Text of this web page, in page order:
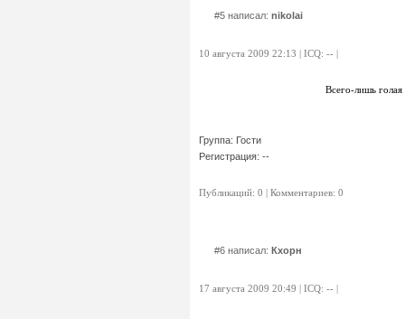
#5 написал: nikolai
10 августа 2009 22:13 | ICQ: -- |
Группа: Гости
Регистрация: --
Всего-лишь голая
Публикаций: 0 | Комментариев: 0
#6 написал: Кхорн
17 августа 2009 20:49 | ICQ: -- |